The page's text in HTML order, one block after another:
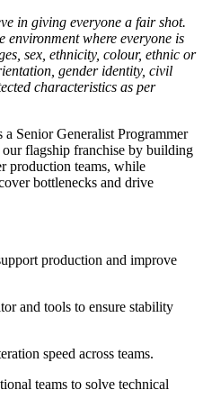
in giving everyone a fair shot.
environment where everyone is
sex, ethnicity, colour, ethnic or
gender identity, civil
characteristics as per
Senior Generalist Programmer
our flagship franchise by building
production teams, while
bottlenecks and drive
production and improve
and tools to ensure stability
speed across teams.
teams to solve technical